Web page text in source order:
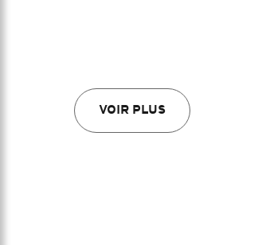
VOIR PLUS